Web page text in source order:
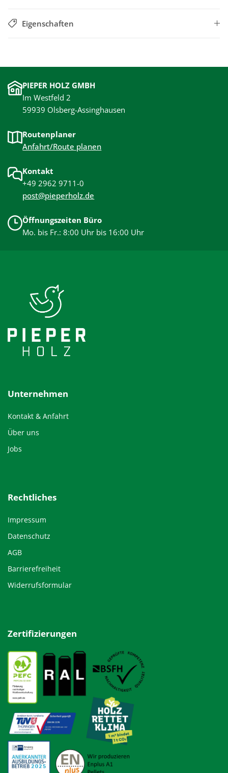
Eigenschaften
PIEPER HOLZ GMBH
Im Westfeld 2
59939 Olsberg-Assinghausen
Routenplaner
Anfahrt/Route planen
Kontakt
+49 2962 9711-0
post@pieperholz.de
Öffnungszeiten Büro
Mo. bis Fr.: 8:00 Uhr bis 16:00 Uhr
Unternehmen
Kontakt & Anfahrt
Über uns
Jobs
Rechtliches
Impressum
Datenschutz
AGB
Barrierefreiheit
Widerrufsformular
Zertifizierungen